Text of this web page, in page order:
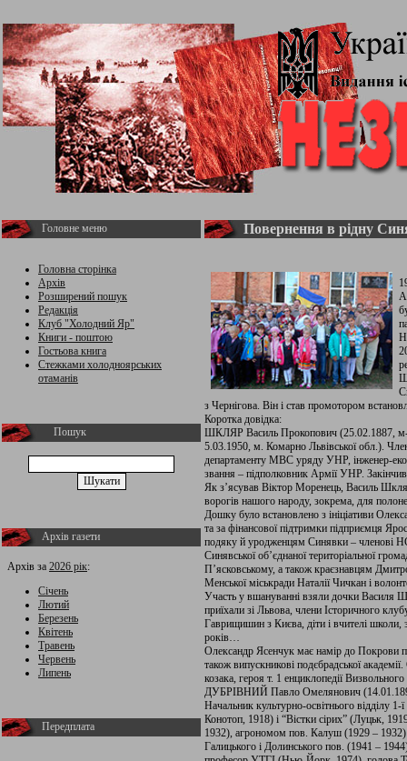
Головне меню
Головна сторінка
Архів
Розширений пошук
Редакція
Клуб "Холодний Яр"
Книги - поштою
Гостьова книга
Стежками холодноярських
отаманів
Пошук
Архів газети
Архів за 2026 рік:
Січень
Лютий
Березень
Квітень
Травень
Червень
Липень
Передплата
Повернення в рідну
з Чернігова. Він і став промотором
Коротка довідка:
ШКЛЯР Василь Прокопович (25.02.1887, м-
5.03.1950, м. Комарно Львівської обл.).
департаменту МВС уряду УНР, інженер-
звання – підполковник Армії УНР.
Як з’ясував Віктор Моренець, Василь
ворогів нашого народу, зокрема, для
Дошку було встановлено з ініціативи
та за фінансової підтримки підприємця
подяку й уродженцям Синявки – членові
Синявської об’єднаної територіальної
П’ясковському, а також краєзнавцям
Менської міськради Наталії Чичкан і
Участь у вшануванні взяли дочки Василя
приїхали зі Львова, члени Історичного
Гаврищишин з Києва, діти і вчителі
років…
Олександр Ясенчук має намір до Покрови
також випускникові подєбрадської
козака, героя т. 1 енциклопедії
ДУБРІВНИЙ Павло Омелянович
Начальник культурно-освітнього відділу
Конотоп, 1918) і “Вістки сірих” (Луцьк,
1932), агрономом пов. Калуш (1929 –
Галицького і Долинського пов. (1941 –